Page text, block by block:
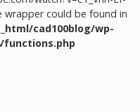
wrapper could be found in
cad100blog/wp-
functions.php